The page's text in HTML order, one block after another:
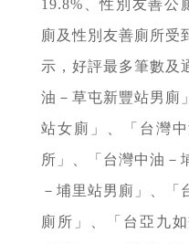
19.8%、性別友善公
廁及性別友善廁所受
示，好評最多筆數及
油－草屯新豐站男廁
站女廁」、「台灣
所」、「台灣中油－
－埔里站男廁」、「
廁所」、「台亞九